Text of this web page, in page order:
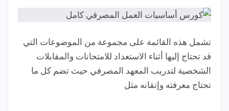
تشمل هذه القائمة على مجموعة من الموضوعات التي
قد تحتاج إليها أثناء الاستعداد للامتحانات والمقابلات
الشخصية لتدريب المعهد المصرفي حيث تضم كل ما
تحتاج معرفته وإتقانه مثل